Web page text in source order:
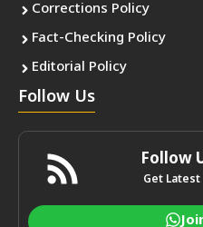
Corrections Policy
Fact-Checking Policy
Editorial Policy
Follow Us
Follow
Get